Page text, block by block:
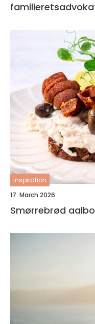
inspiration
17. March 2026
Smørrebrød